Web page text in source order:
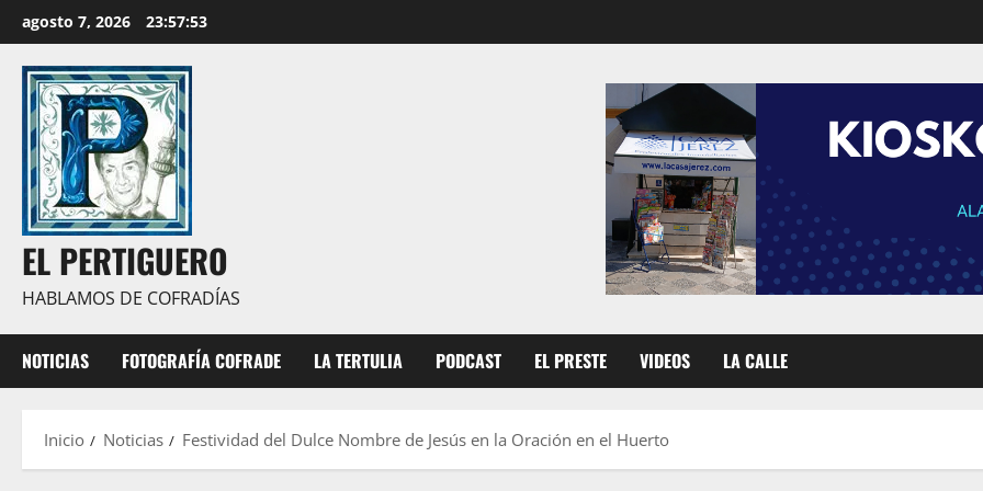
al
contenido
agosto 7, 2026 23:57:55
EL PERTIGUERO
HABLAMOS DE COFRADÍAS
NOTICIAS FOTOGRAFÍA COFRADE LA TERTULIA PODCAST EL PRESTE VIDEOS LA CALLE
Inicio Noticias Festividad del Dulce Nombre de Jesús en la Oración en el Huerto